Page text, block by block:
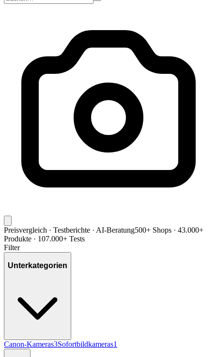
Preisvergleich · Testberichte · AI-Beratung500+ Shops · 43.000+
Produkte · 107.000+ Tests
Filter
Unterkategorien
Canon-Kameras3Sofortbildkameras1